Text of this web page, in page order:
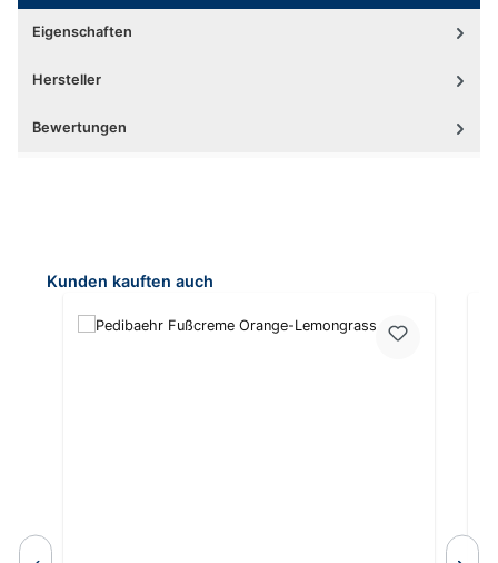
Eigenschaften
Hersteller
Bewertungen
Produktgalerie überspringen
Kunden kauften auch